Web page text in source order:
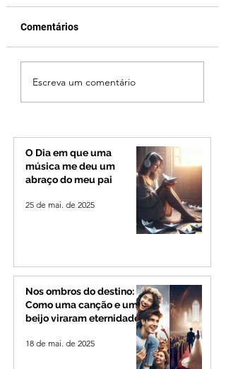
Ciclone bomba no Sul
deve provocar rajadas
de vento e calor
Alto Paranaíba
Comentários
Escreva um comentário
O Dia em que uma
música me deu um
abraço do meu pai
25 de mai. de 2025
Nos ombros do destino:
Como uma canção e um
beijo viraram eternidade
18 de mai. de 2025